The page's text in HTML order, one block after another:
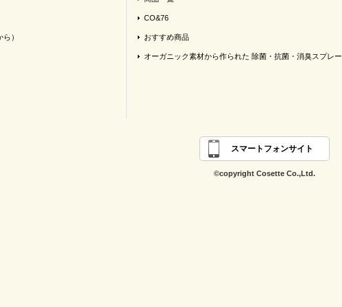
）
CO&76
おすすめ商品
オーガニック素材から作られた 除菌・抗菌・消臭スプレー
スマートフォンサイト
©copyright Cosette Co.,Ltd.